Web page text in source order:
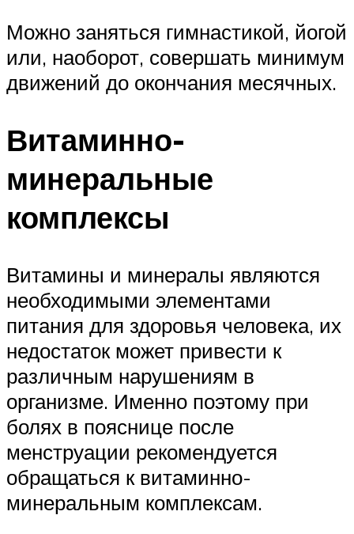
Можно заняться гимнастикой, йогой
или, наоборот, совершать минимум
движений до окончания месячных.
Витаминно-
минеральные
комплексы
Витамины и минералы являются
необходимыми элементами
питания для здоровья человека, их
недостаток может привести к
различным нарушениям в
организме. Именно поэтому при
болях в пояснице после
менструации рекомендуется
обращаться к витаминно-
минеральным комплексам.